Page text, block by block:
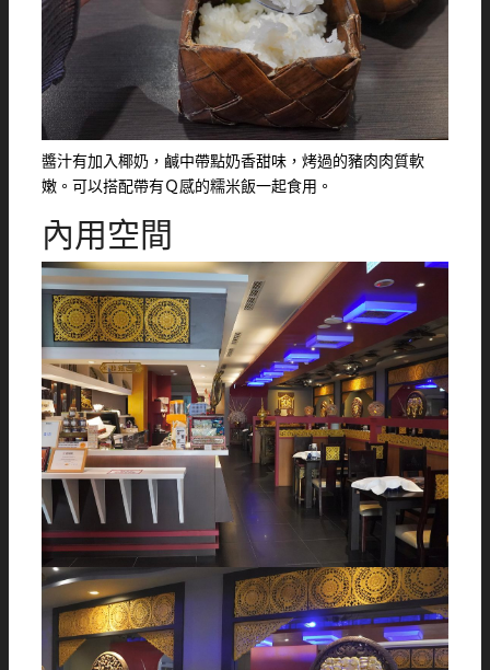
醬汁有加入椰奶，鹹中帶點奶香甜味，烤過的豬肉肉質軟
嫩。可以搭配帶有Ｑ感的糯米飯一起食用。
內用空間